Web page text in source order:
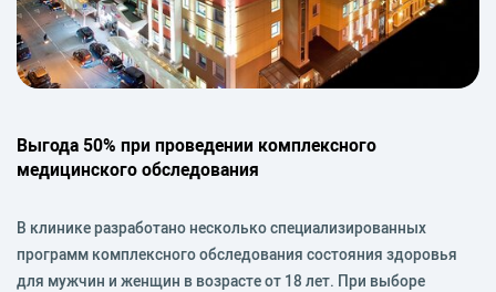
Выгода 50% при проведении комплексного
медицинского обследования
В клинике разработано несколько специализированных
программ комплексного обследования состояния здоровья
для мужчин и женщин в возрасте от 18 лет. При выборе